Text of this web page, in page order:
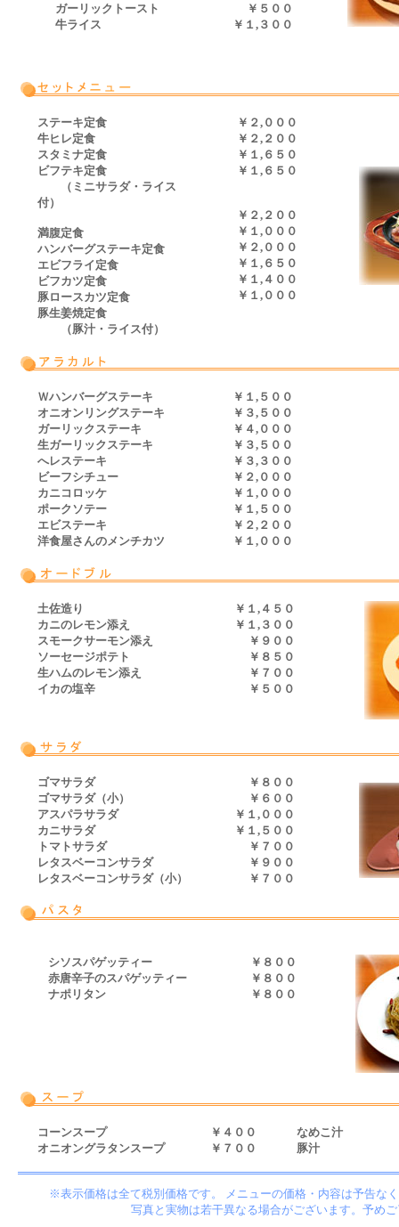
ガーリックトースト
牛ライス
￥５００
￥１,３００
ステーキ定食
牛ヒレ定食
スタミナ定食
ビフテキ定食
（ミニサラダ・ライス
付）
満腹定食
ハンバーグステーキ定食
エビフライ定食
ビフカツ定食
豚ロースカツ定食
豚生姜焼定食
（豚汁・ライス付）
￥２,０００
￥２,２００
￥１,６５０
￥１,６５０
￥２,２００
￥１,０００
￥２,０００
￥１,６５０
￥１,４００
￥１,０００
Ｗハンバーグステーキ
オニオンリングステーキ
ガーリックステーキ
生ガーリックステーキ
へレステーキ
ビーフシチュー
カニコロッケ
ポークソテー
エビステーキ
洋食屋さんのメンチカツ
￥１,５００
￥３,５００
￥４,０００
￥３,５００
￥３,３００
￥２,０００
￥１,０００
￥１,５００
￥２,２００
￥１,０００
土佐造り
カニのレモン添え
スモークサーモン添え
ソーセージポテト
生ハムのレモン添え
イカの塩辛
￥１,４５０
￥１,３００
￥９００
￥８５０
￥７００
￥５００
ゴマサラダ
ゴマサラダ（小）
アスパラサラダ
カニサラダ
トマトサラダ
レタスベーコンサラダ
レタスベーコンサラダ（小）
￥８００
￥６００
￥１,０００
￥１,５００
￥７００
￥９００
￥７００
シソスパゲッティー
赤唐辛子のスパゲッティー
ナポリタン
￥８００
￥８００
￥８００
コーンスープ
オニオングラタンスープ
￥４００
￥７００
なめこ汁
豚汁
※表示価格は全て税別価格です。 メニューの価格・内容は予告な
写真と実物は若干異なる場合がございます。予め